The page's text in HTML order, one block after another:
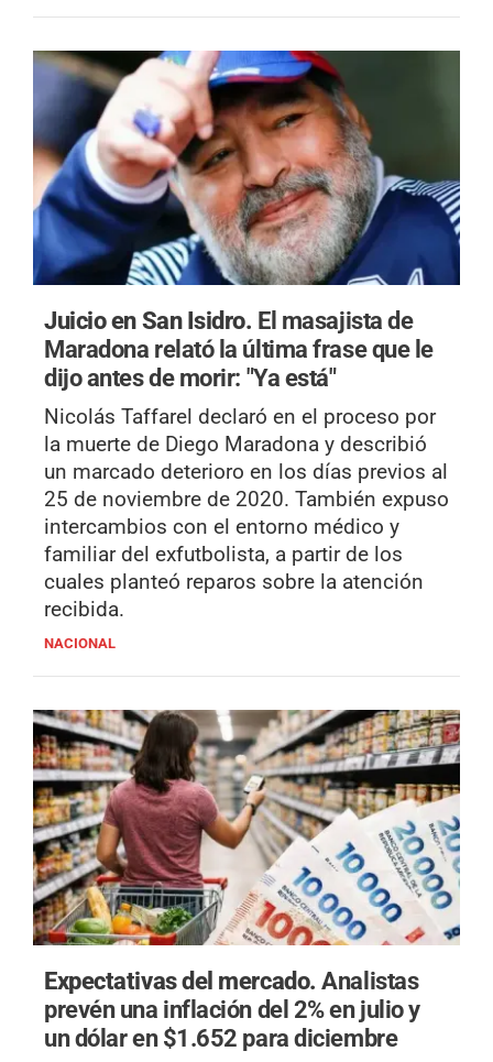
Juicio en San Isidro. El masajista de
Maradona relató la última frase que le
dijo antes de morir: "Ya está"
Nicolás Taffarel declaró en el proceso por
la muerte de Diego Maradona y describió
un marcado deterioro en los días previos al
25 de noviembre de 2020. También expuso
intercambios con el entorno médico y
familiar del exfutbolista, a partir de los
cuales planteó reparos sobre la atención
recibida.
NACIONAL
Expectativas del mercado.Analistas
prevén una inflación del 2% en julio y
un dólar en $1.652 para diciembre